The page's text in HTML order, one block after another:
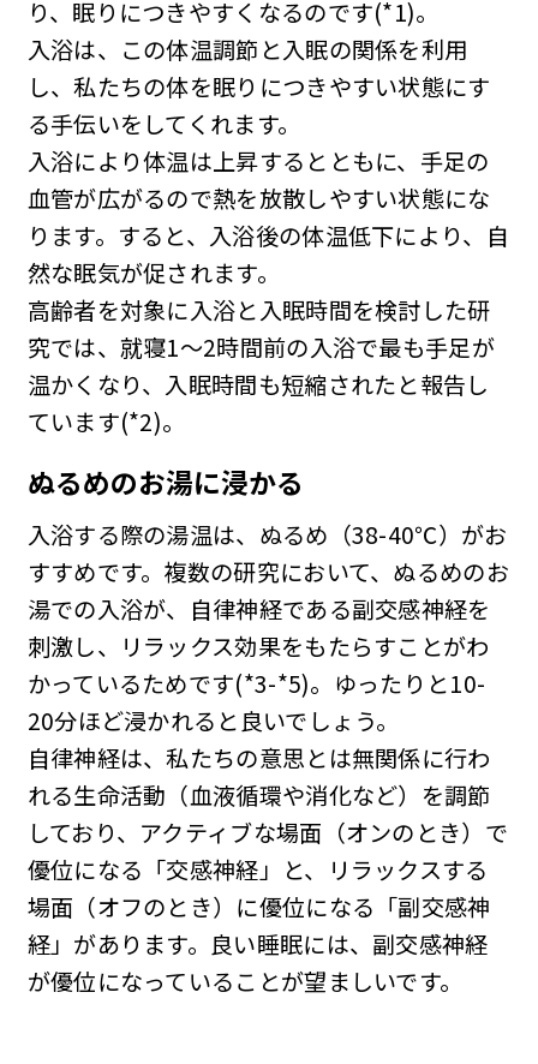
り、眠りにつきやすくなるのです(*1)。
入浴は、この体温調節と入眠の関係を利用
し、私たちの体を眠りにつきやすい状態にす
る手伝いをしてくれます。
入浴により体温は上昇するとともに、手足の
血管が広がるので熱を放散しやすい状態にな
ります。すると、入浴後の体温低下により、自
然な眠気が促されます。
高齢者を対象に入浴と入眠時間を検討した研
究では、就寝1〜2時間前の入浴で最も手足が
温かくなり、入眠時間も短縮されたと報告し
ています(*2)。
ぬるめのお湯に浸かる
入浴する際の湯温は、ぬるめ（38-40℃）がお
すすめです。複数の研究において、ぬるめのお
湯での入浴が、自律神経である副交感神経を
刺激し、リラックス効果をもたらすことがわ
かっているためです(*3-*5)。ゆったりと10-
20分ほど浸かれると良いでしょう。
自律神経は、私たちの意思とは無関係に行わ
れる生命活動（血液循環や消化など）を調節
しており、アクティブな場面（オンのとき）で
優位になる「交感神経」と、リラックスする
場面（オフのとき）に優位になる「副交感神
経」があります。良い睡眠には、副交感神経
が優位になっていることが望ましいです。